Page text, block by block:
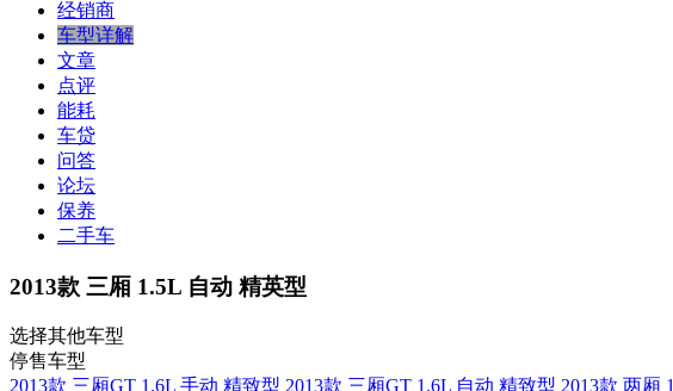
经销商
车型详解
文章
点评
能耗
车贷
问答
论坛
保养
二手车
2013款 三厢 1.5L 自动 精英型
选择其他车型
停售车型
2013款 三厢GT 1.6L 手动 精致型 2013款 三厢GT 1.6L 自动 精致型 2013款 两厢